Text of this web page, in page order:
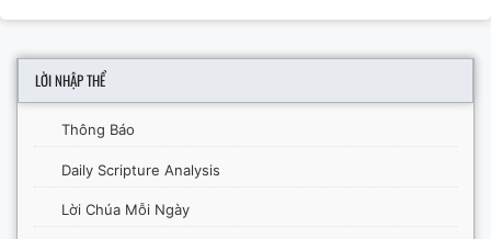
LỜI NHẬP THỂ
Thông Báo
Daily Scripture Analysis
Lời Chúa Mỗi Ngày